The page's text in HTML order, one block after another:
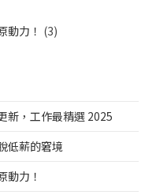
動力！ (3)
新，工作最精選 2025
低薪的窘境
動力！